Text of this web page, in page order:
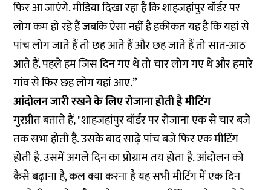
फिर आ जाएंगे. मीडिया दिखा रहा है कि शाहजहांपुर बॉर्डर पर
लोग कम हो रहे हैं जबकि ऐसा नहीं है हकीकत यह है कि यहां से
पांच लोग जाते हैं तो छह आते हैं और छह जाते हैं तो सात-आठ
आते हैं. पहले हम जिस दिन गए थे तो चार लोग गए थे और हमारे
गांव से फिर छह लोग यहां आए.”
आंदोलन जारी रखने के लिए रोजाना होती है मीटिंग
गुरप्रीत बताते हैं, "शाहजहांपुर बॉर्डर पर रोजाना एक से चार बजे
तक सभा होती है. उसके बाद साढ़े पांच बजे फिर एक मीटिंग
होती है. उसमें अगले दिन का प्रोग्राम तय होता है. आंदोलन को
कैसे बढ़ाना है, कल क्या करना है यह सभी मीटिंग में एक दिन